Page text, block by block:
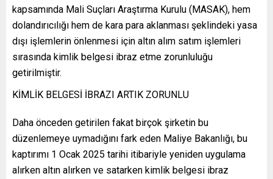
kapsamında Mali Suçları Araştırma Kurulu (MASAK), hem
dolandırıcılığı hem de kara para aklanması şeklindeki yasa
dışı işlemlerin önlenmesi için altın alım satım işlemleri
sırasında kimlik belgesi ibraz etme zorunluluğu
getirilmiştir.
KİMLİK BELGESİ İBRAZI ARTIK ZORUNLU
Daha önceden getirilen fakat birçok şirketin bu
düzenlemeye uymadığını fark eden Maliye Bakanlığı, bu
kaptırımı 1 Ocak 2025 tarihi itibariyle yeniden uygulama
alırken altın alırken ve satarken kimlik belgesi ibraz